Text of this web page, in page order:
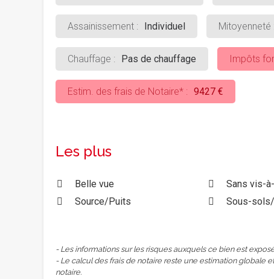
Assainissement : Individuel Mitoyenneté :
Chauffage : Pas de chauffage Impôts
Estim. des frais de Notaire* : 9427 €
Les plus
Belle vue Sans vis-
Source/Puits
Sous-
- Les informations sur les risques auxquels ce bien est
- Le calcul des frais de notaire reste une estimation globale
notaire.